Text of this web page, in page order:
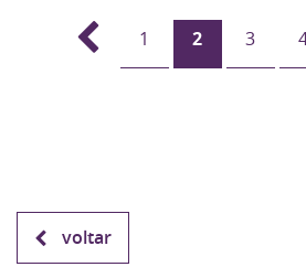
1 2 3
voltar